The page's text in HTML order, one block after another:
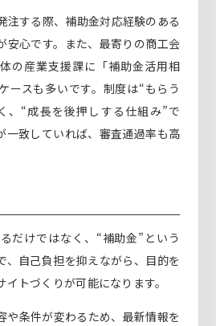
注する際、補助金対応経験のある
安心です。また、最寄りの商工会
の産業支援課に「補助金活用相
ースも多いです。制度は“もらう
、“成長を後押しする仕組み”で
一致していれば、審査通過率も高
だけではなく、“補助金”という
、自己負担を抑えながら、目的を
トづくりが可能になります。
や条件が変わるため、最新情報を